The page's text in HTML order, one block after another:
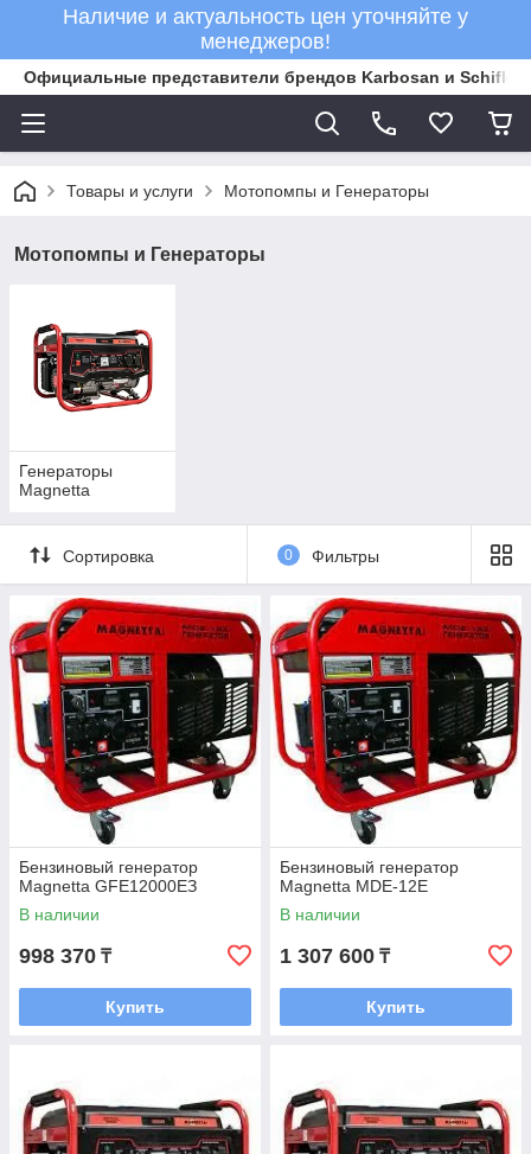
Наличие и актуальность цен уточняйте у
менеджеров!
Официальные представители брендов Karbosan и Schifler
Товары и услуги Мотопомпы и Генераторы
Мотопомпы и Генераторы
Генераторы
Magnetta
Сортировка 0 Фильтры
Бензиновый генератор
Magnetta GFE12000ЕЗ
В наличии
998 370 ₸
Купить
Бензиновый генератор
Magnetta MDE-12E
В наличии
1 307 600 ₸
Купить